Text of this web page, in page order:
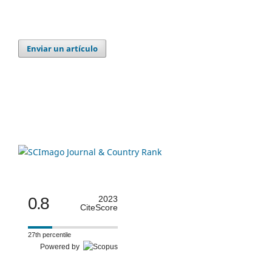
Enviar un artículo
0.8
2023
CiteScore
27th percentile
Powered by